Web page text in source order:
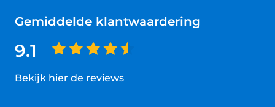
Gemiddelde klantwaardering
9.1
Bekijk hier de reviews